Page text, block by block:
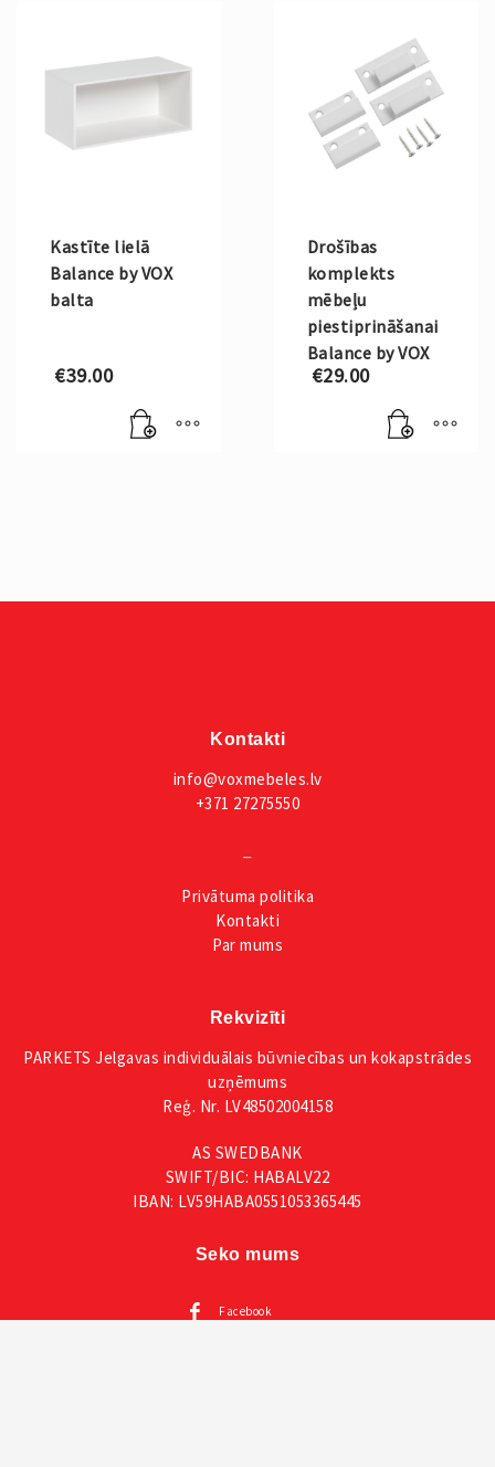
Kastīte lielā
Balance by VOX
balta
€39.00
Drošības
komplekts
mēbeļu
piestiprināšanai
Balance by VOX
€29.00
Kontakti
info@voxmebeles.lv
+371 27275550
Privātuma politika
Kontakti
Par mums
Rekvizīti
PARKETS Jelgavas individuālais būvniecības un kokapstrādes
uzņēmums
Reģ. Nr. LV48502004158
AS SWEDBANK
SWIFT/BIC: HABALV22
IBAN: LV59HABA0551053365445
Seko mums
Facebook